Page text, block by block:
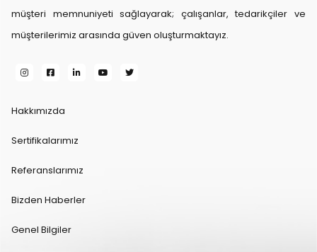
müşteri memnuniyeti sağlayarak; çalışanlar, tedarikçiler ve
müşterilerimiz arasında güven oluşturmaktayız.
Hakkımızda
Sertifikalarımız
Referanslarımız
Bizden Haberler
Genel Bilgiler